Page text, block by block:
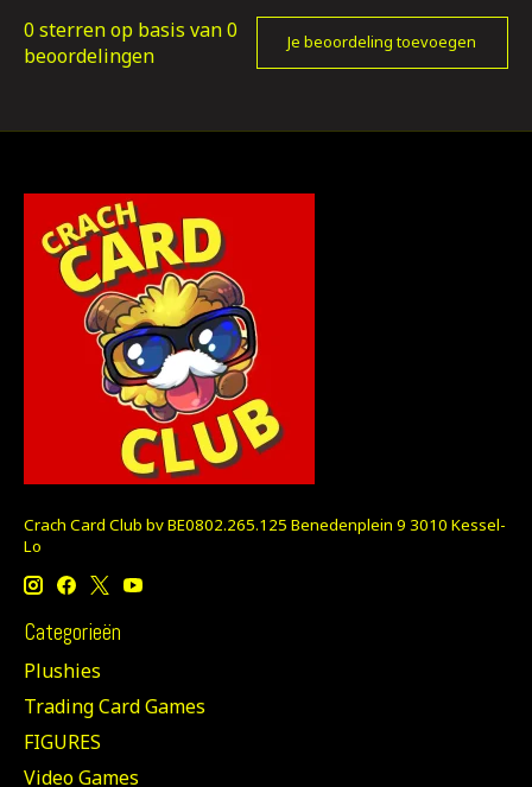
0 sterren op basis van0
beoordelingen
Je beoordeling toevoegen
Crach Card Club bv BE0802.265.125 Benedenplein 9 3010 Kessel-
Lo
Categorieën
Plushies
Trading Card Games
FIGURES
Video Games